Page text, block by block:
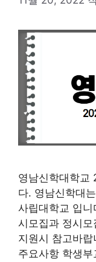
영남신학대학교
다. 영남신학대
사립대학교 입
시모집과 정시
지원시 참고바
주요사항 학생